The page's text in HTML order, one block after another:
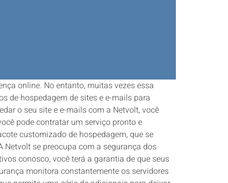
online. No entanto, muitas vezes essa
de hospedagem de sites e e-mails para
o seu site e e-mails com a Netvolt, você
pode contratar um serviço pronto e
customizado de hospedagem, que se
Netvolt se preocupa com a segurança dos
conosco, você terá a garantia de que seus
monitora constantemente os servidores